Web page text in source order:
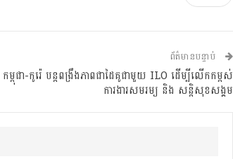
ព័ត៌មានបន្ទាប់
កម្ពុជា-កូរ៉េ បន្តពង្រឹងភាពជាដៃគូជាមួយ ILO ដើម្បីលើកកម្ពស់
ការងារសមរម្យ និង សន្តិសុខសង្គម